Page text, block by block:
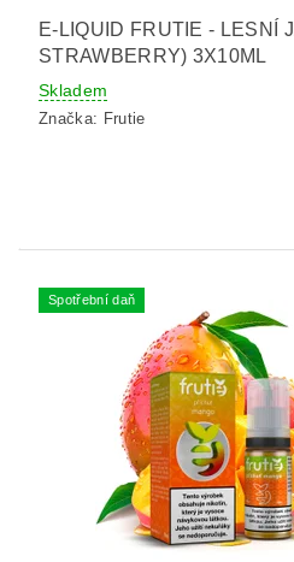
E-LIQUID FRUTIE - LESNÍ
STRAWBERRY) 3X10ML
Skladem
Značka: Frutie
Spotřební daň